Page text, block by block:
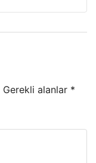
Gerekli alanlar *